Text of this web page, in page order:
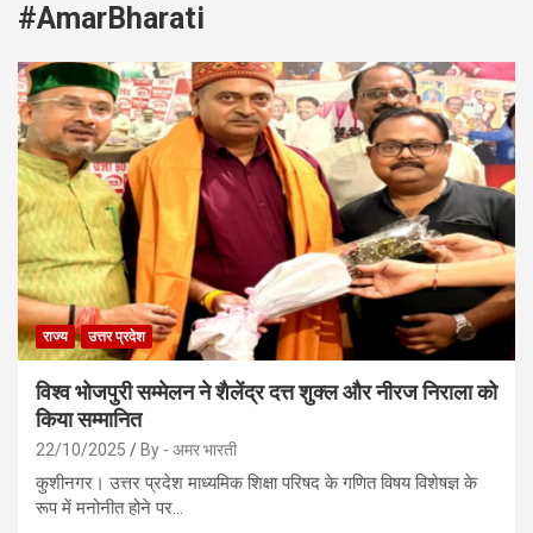
#AmarBharati
राज्य उत्तर प्रदेश
विश्व भोजपुरी सम्मेलन ने शैलेंद्र दत्त शुक्ल और नीरज निराला को
किया सम्मानित
22/10/2025 By - अमर भारती
कुशीनगर। उत्तर प्रदेश माध्यमिक शिक्षा परिषद के गणित विषय विशेषज्ञ के
रूप में मनोनीत होने पर…